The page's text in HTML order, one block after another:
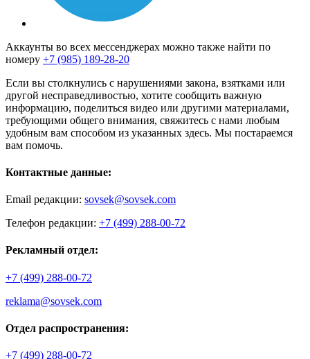
Аккаунты во всех мессенджерах можно также найти по
номеру +7 (985) 189-28-20
Если вы столкнулись с нарушениями закона, взятками или
другой несправедливостью, хотите сообщить важную
информацию, поделиться видео или другими материалами,
требующими общего внимания, свяжитесь с нами любым
удобным вам способом из указанных здесь. Мы постараемся
вам помочь.
Контактные данные:
Email редакции: sovsek@sovsek.com
Телефон редакции: +7 (499) 288-00-72
Рекламный отдел:
+7 (499) 288-00-72
reklama@sovsek.com
Отдел распространения:
+7 (499) 288-00-72